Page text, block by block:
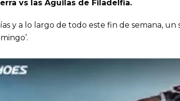
vs las Águilas de Filadelfia.
y a lo largo de todo este fin de semana,